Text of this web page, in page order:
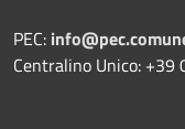
PEC:
Centralino Unico: